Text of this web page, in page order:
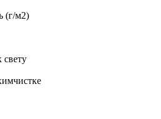
(г/м2)
свету